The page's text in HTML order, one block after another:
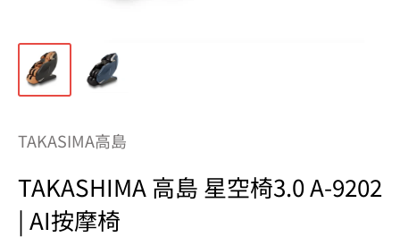
TAKASIMA高島
TAKASHIMA 高島 星空椅3.0 A-9202
| AI按摩椅